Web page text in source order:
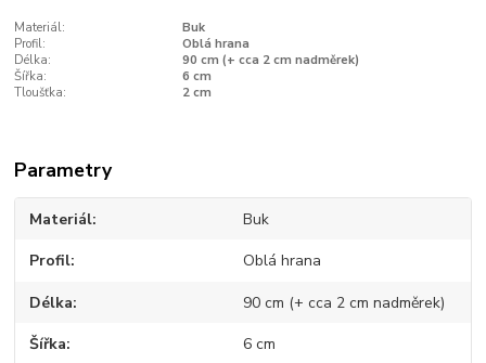
Materiál:
Buk
Profil:
Oblá hrana
Délka:
90 cm (+ cca 2 cm nadměrek)
Šířka:
6 cm
Tloušťka:
2 cm
Parametry
Materiál Buk
Profil Oblá hrana
Délka 90 cm (+ cca 2 cm nadměrek)
Šířka 6 cm